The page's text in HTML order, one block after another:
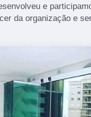
e
da organização e